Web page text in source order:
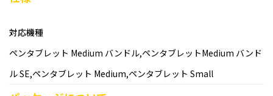
対応機種
ペンタブレット Medium バンドル,ペンタブレットMedium バンド
ル SE,ペンタブレット Medium,ペンタブレット Small